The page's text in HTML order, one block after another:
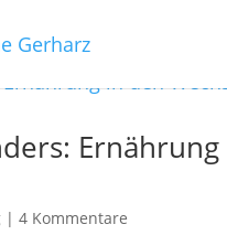
|4 Kommentare